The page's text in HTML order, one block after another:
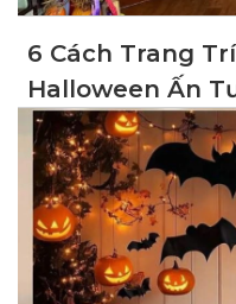
6 Cách Trang
Halloween Ấn
Hàng